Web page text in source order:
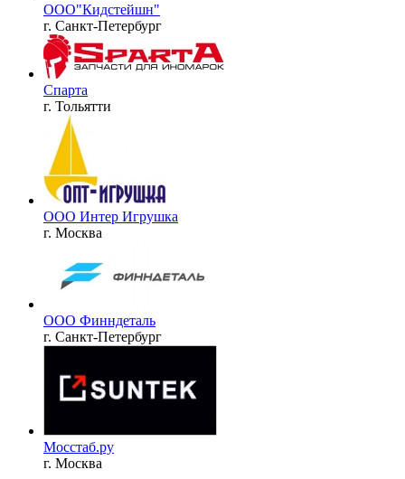
ООО"Кидстейшн"
г. Санкт-Петербург
Спарта
г. Тольятти
ООО Интер Игрушка
г. Москва
ООО Финндеталь
г. Санкт-Петербург
Мосстаб.ру
г. Москва